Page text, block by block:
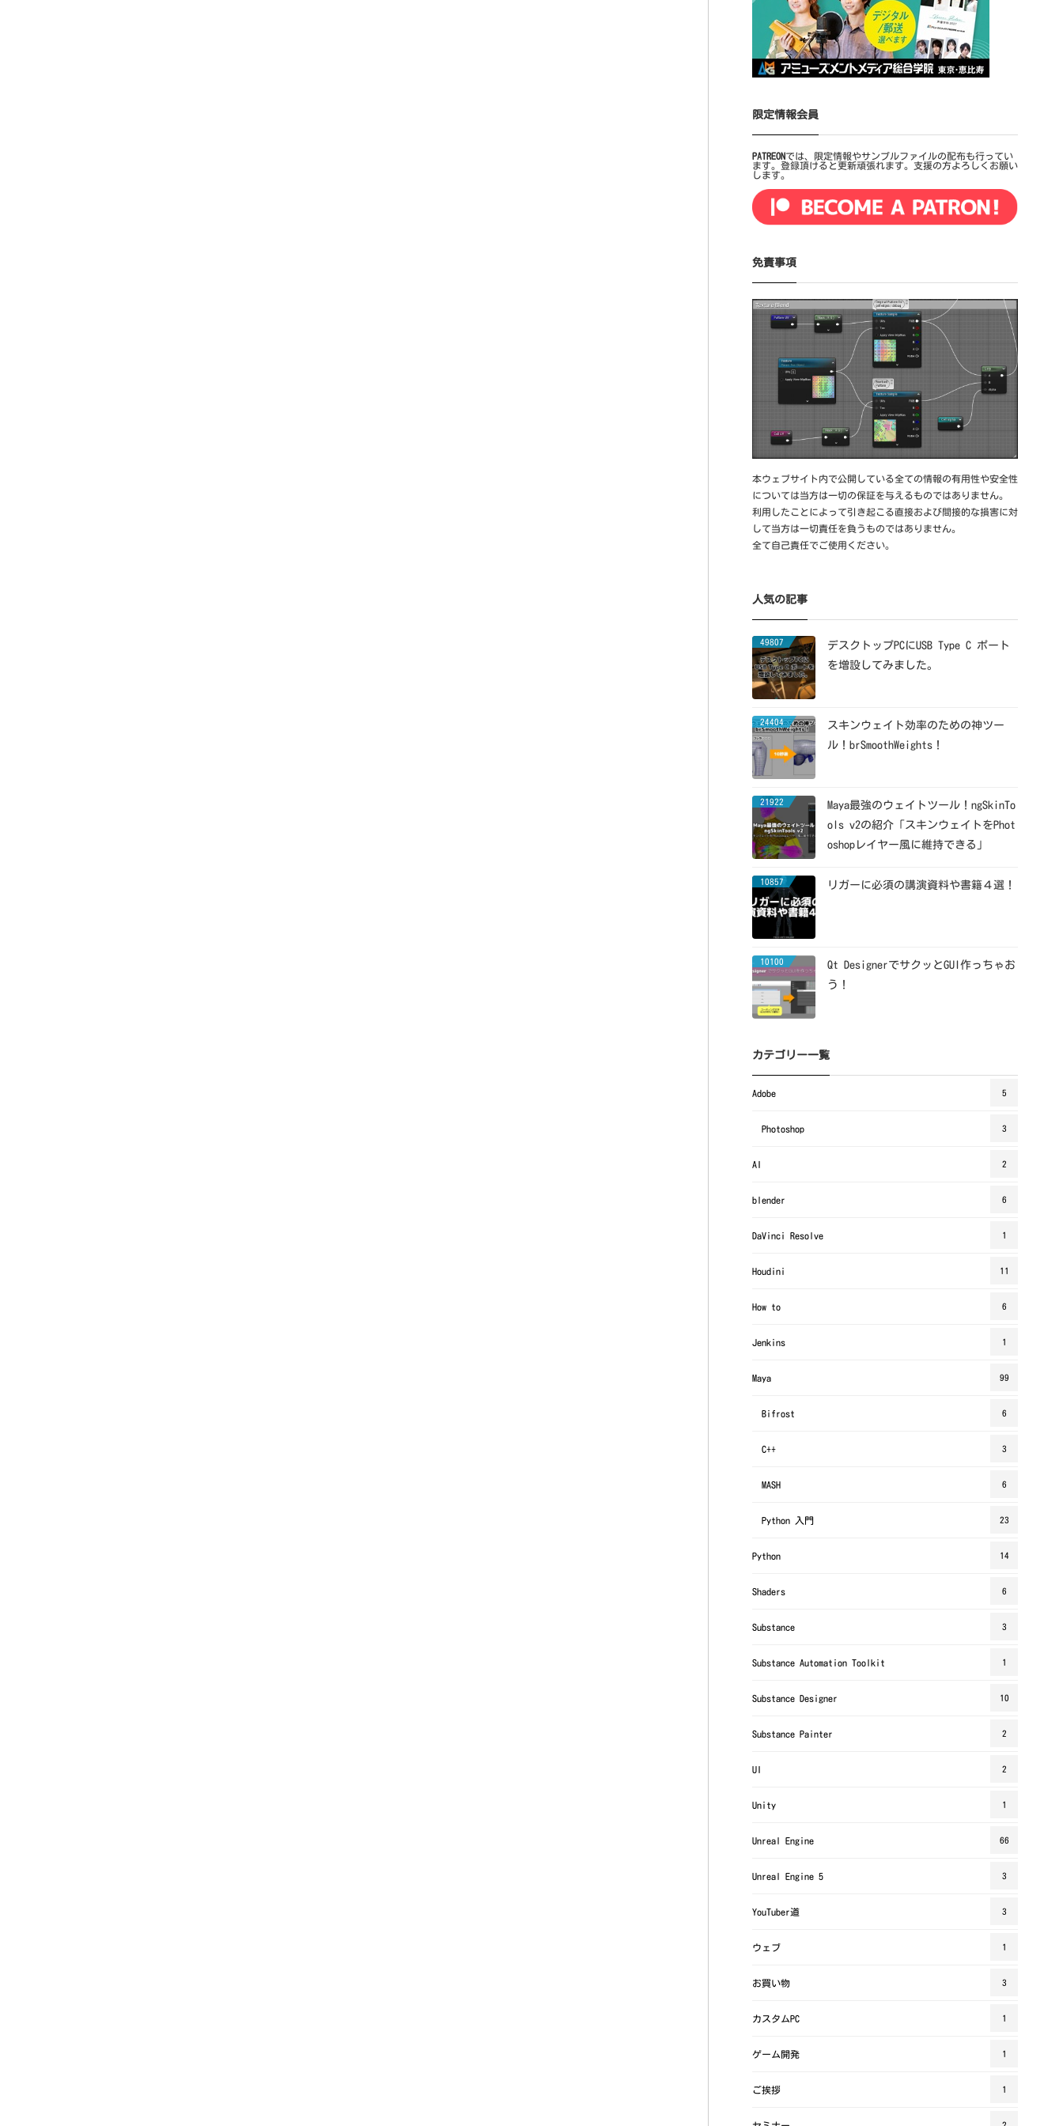
限定情報会員
PATREONでは、限定情報やサンプルファイルの配布も行ってい
ます。登録頂けると更新頑張れます。支援の方よろしくお願い
します。
免責事項
本ウェブサイト内で公開している全ての情報の有用性や安全性
については当方は一切の保証を与えるものではありません。
利用したことによって引き起こる直接および間接的な損害に対
して当方は一切責任を負うものではありません。
全て自己責任でご使用ください。
人気の記事
49807
デスクトップPCにUSB Type C ポート
を増設してみました。
24404
スキンウェイト効率のための神ツー
ル！brSmoothWeights！
21922
Maya最強のウェイトツール！ngSkinTo
ols v2の紹介「スキンウェイトをPhot
oshopレイヤー風に維持できる」
10857 リガーに必須の講演資料や書籍４選！
10100
Qt DesignerでサクッとGUI作っちゃお
う！
カテゴリー一覧
Adobe 5
Photoshop 3
AI 2
blender 6
DaVinci Resolve 1
Houdini 11
How to 6
Jenkins 1
Maya 99
Bifrost 6
C++ 3
MASH 6
Python 入門 23
Python 14
Shaders 6
Substance 3
Substance Automation Toolkit 1
Substance Designer 10
Substance Painter 2
UI 2
Unity 1
Unreal Engine 66
Unreal Engine 5 3
YouTuber道 3
ウェブ 1
お買い物 3
カスタムPC 1
ゲーム開発 1
ご挨拶 1